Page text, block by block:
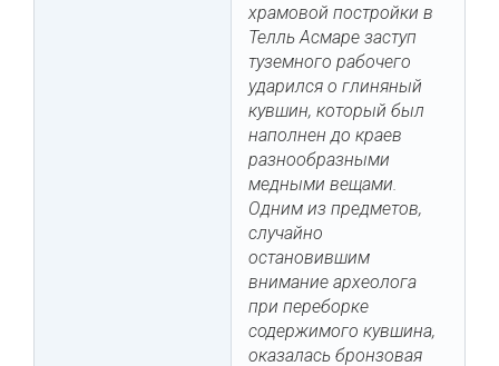
храмовой постройки в
Телль Асмаре заступ
туземного рабочего
ударился о глиняный
кувшин, который был
наполнен до краев
разнообразными
медными вещами.
Одним из предметов,
случайно
остановившим
внимание археолога
при переборке
содержимого кувшина,
оказалась бронзовая